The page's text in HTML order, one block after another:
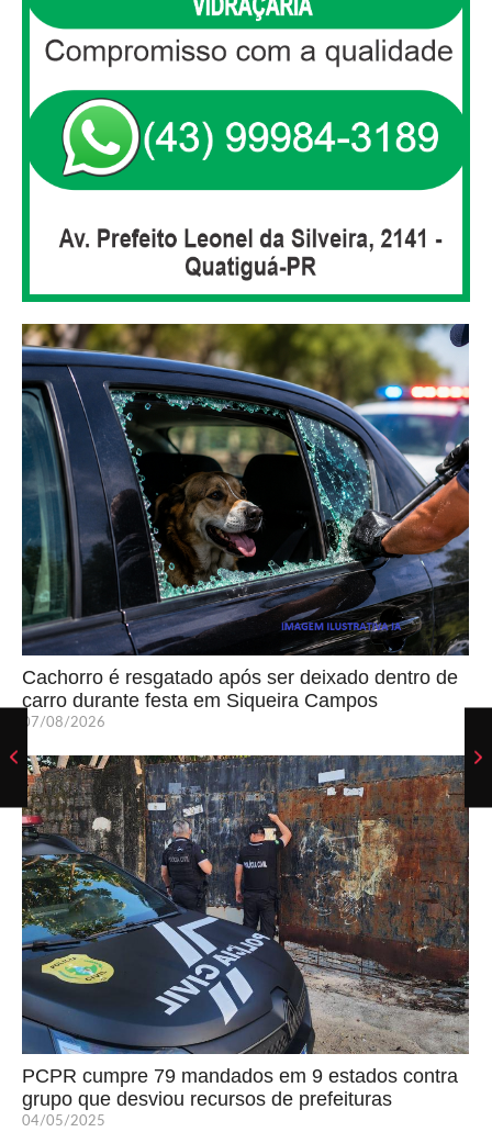
Cachorro é resgatado após ser deixado dentro de
carro durante festa em Siqueira Campos
07/08/2026
PCPR cumpre 79 mandados em 9 estados contra
grupo que desviou recursos de prefeituras
04/05/2025